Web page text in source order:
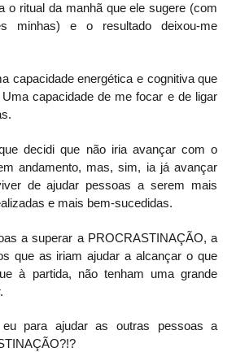
o ritual da manhã que ele sugere (com
minhas) e o resultado deixou-me
capacidade energética e cognitiva que
capacidade de me focar e de ligar
decidi que não iria avançar com o
andamento, mas, sim, ia já avançar
de ajudar pessoas a serem mais
e mais bem-sucedidas.
a superar a PROCRASTINAÇÃO, a
que as iriam ajudar a alcançar o que
à partida, não tenham uma grande
para ajudar as outras pessoas a